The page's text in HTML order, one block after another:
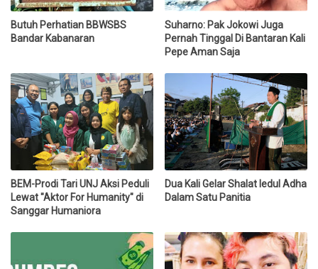
Butuh Perhatian BBWSBS
Bandar Kabanaran
Suharno: Pak Jokowi Juga
Pernah Tinggal Di Bantaran Kali
Pepe Aman Saja
BEM-Prodi Tari UNJ Aksi Peduli
Lewat "Aktor For Humanity" di
Sanggar Humaniora
Dua Kali Gelar Shalat Iedul Adha
Dalam Satu Panitia